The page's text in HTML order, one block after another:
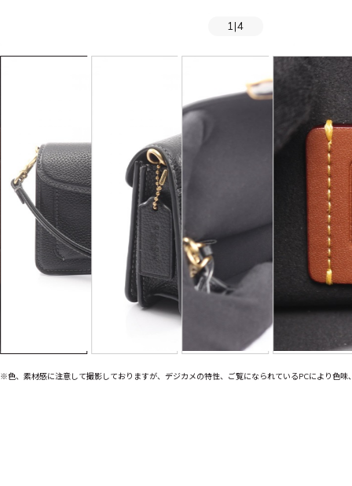
1 |4
※色、素材感に注意して撮影しておりますが、デジカメの特性、ご覧になられているPCにより色味